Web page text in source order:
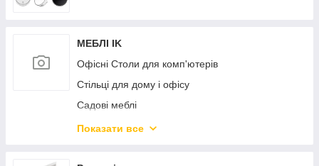
МЕБЛІ IK
Офісні Столи для комп'ютерів
Стільці для дому і офісу
Садові меблі
Дитяча кімната
Показати все